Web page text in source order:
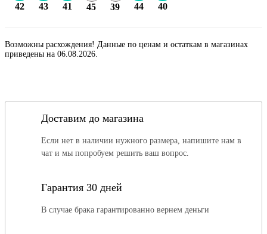
42 43 41 45 39 44 40
Возможны расхождения! Данные по ценам и остаткам в магазинах
приведены на 06.08.2026.
Доставим до магазина
Если нет в наличии нужного размера, напишите нам в
чат и мы попробуем решить ваш вопрос.
Гарантия 30 дней
В случае брака гарантированно вернем деньги